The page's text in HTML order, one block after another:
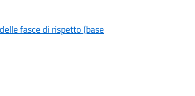
fasce di rispetto (base